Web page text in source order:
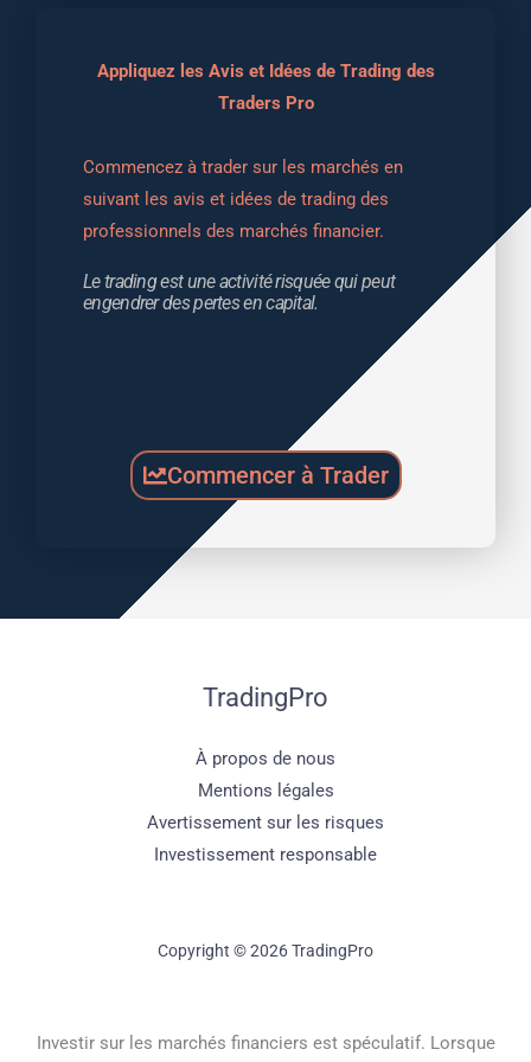
Appliquez les Avis et Idées de Trading des
Traders Pro
Commencez à trader sur les marchés en
suivant les avis et idées de trading des
professionnels des marchés financier.
Le trading est une activité risquée qui peut
engendrer des pertes en capital.
Commencer à Trader
TradingPro
À propos de nous
Mentions légales
Avertissement sur les risques
Investissement responsable
Copyright © 2026 TradingPro
Investir sur les marchés financiers est spéculatif. Lorsque